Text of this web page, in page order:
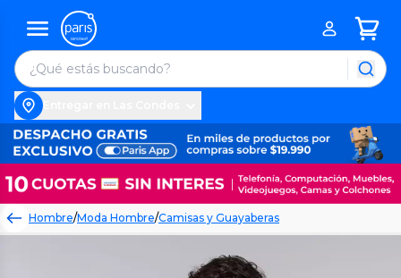
Hombre/Moda Hombre/Camisas y Guayaberas